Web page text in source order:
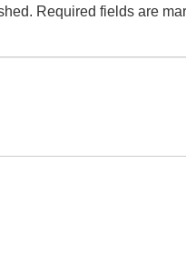
Required fields are